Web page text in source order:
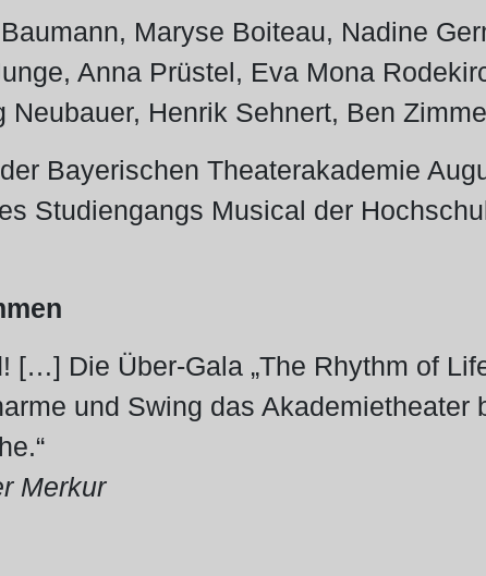
Maryse Boiteau, Nadine
Anna Prüstel, Eva Mona
Neubauer, Henrik Sehnert, Ben
Bayerischen Theaterakademie
Studiengangs Musical der
[…] Die Über-Gala „The Rhythm of
und Swing das Akademietheater
Merkur